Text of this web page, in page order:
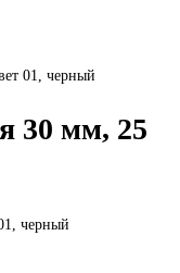
01, черный
30 мм, 25